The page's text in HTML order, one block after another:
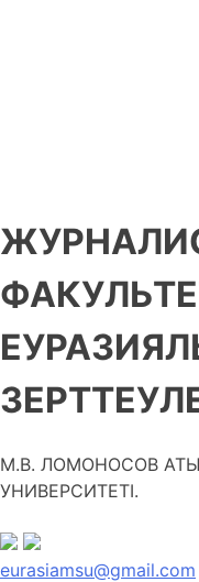
М.В. ЛОМОНОСОВ
УНИВЕРСИТЕТІ.
eurasiamsu@gmail.com